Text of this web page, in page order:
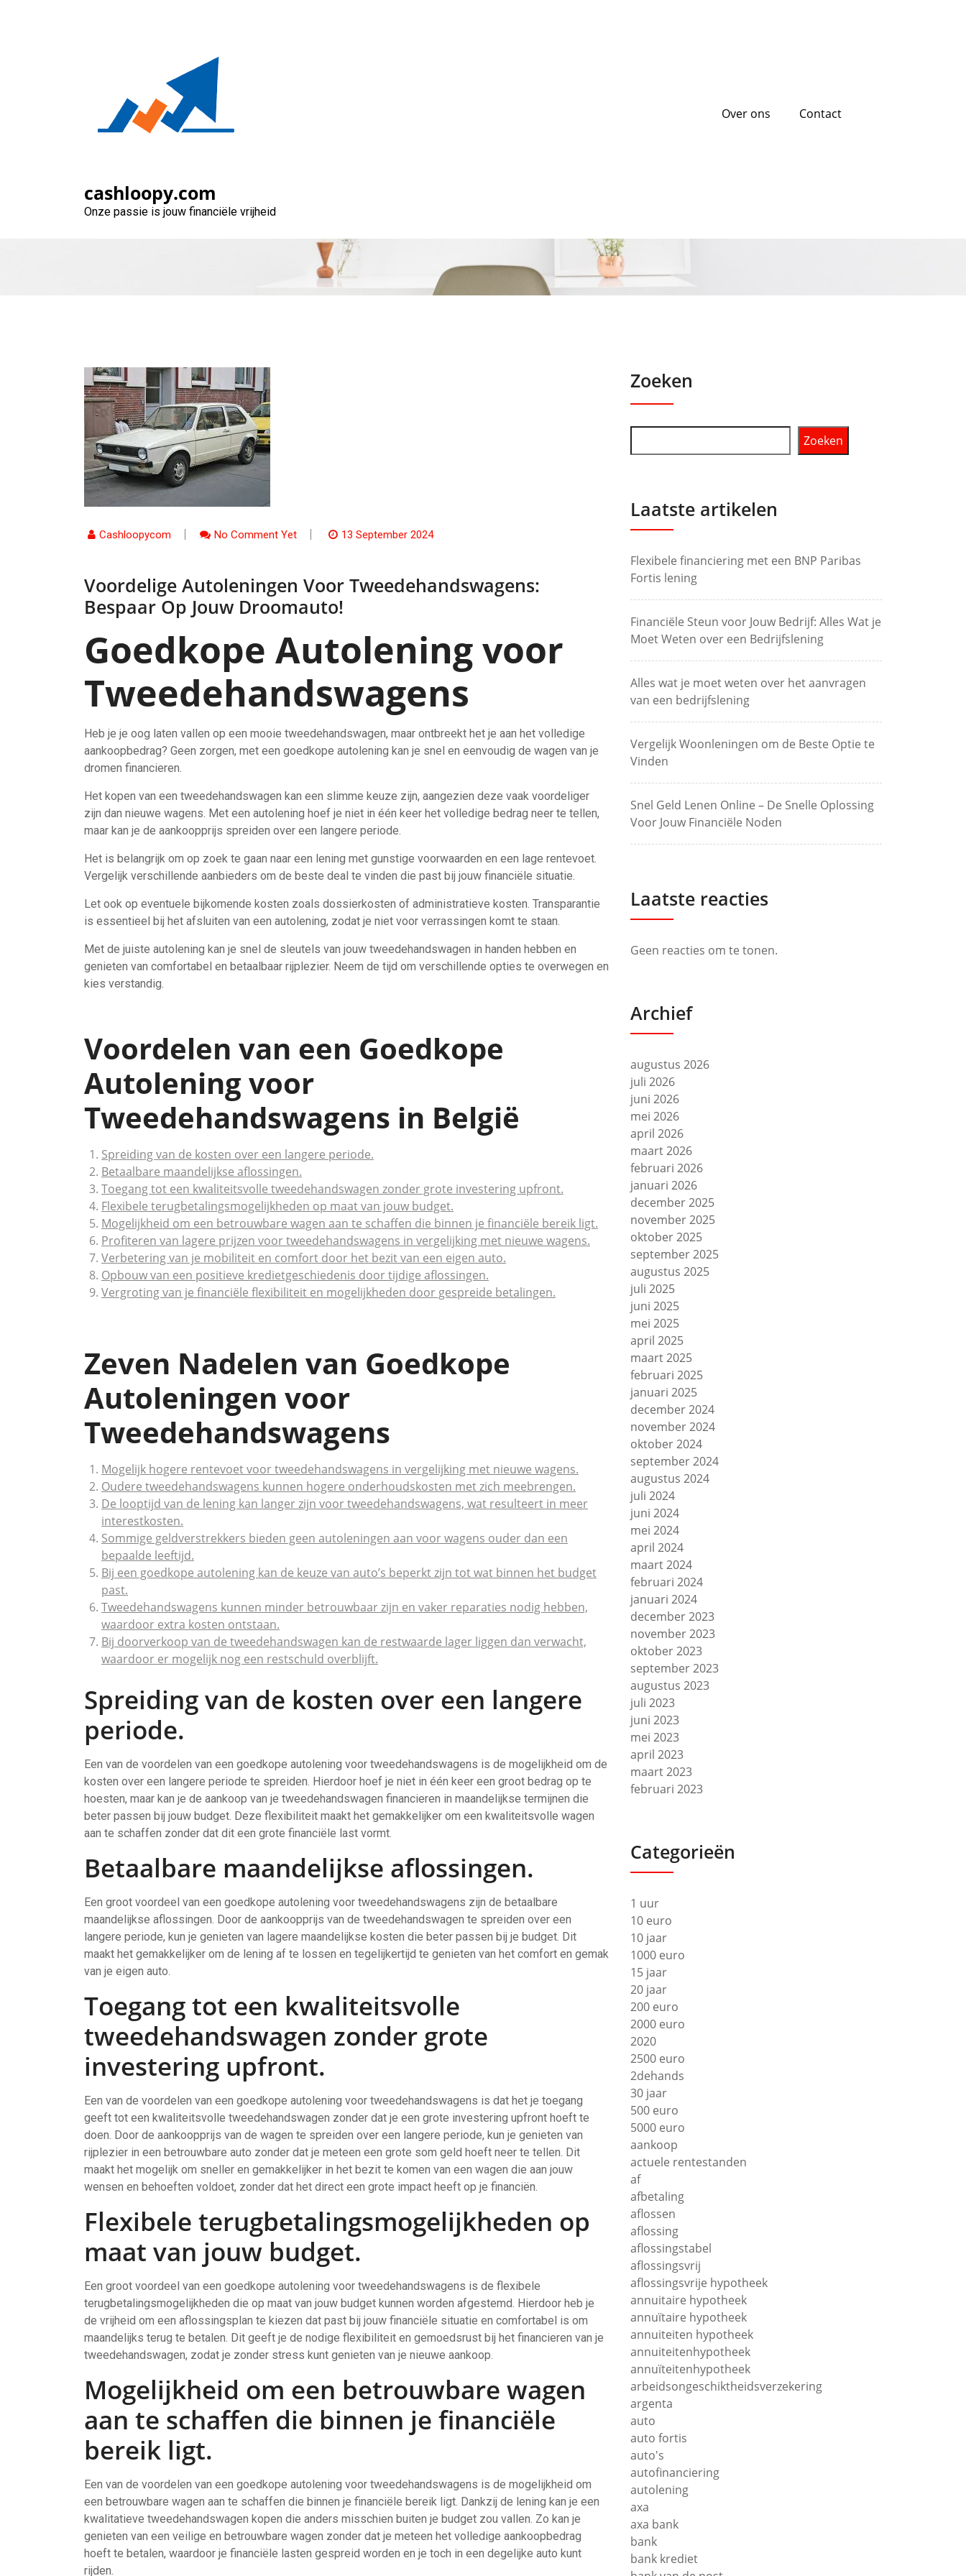
cashloopy.com
Onze passie is jouw financiële vrijheid
Over ons Contact
Cashloopycom No Comment Yet 13 September 2024
Voordelige Autoleningen Voor Tweedehandswagens:
Bespaar Op Jouw Droomauto!
Goedkope Autolening voor
Tweedehandswagens
Heb je je oog laten vallen op een mooie tweedehandswagen, maar ontbreekt het je aan het volledige
aankoopbedrag? Geen zorgen, met een goedkope autolening kan je snel en eenvoudig de wagen van je
dromen financieren.
Het kopen van een tweedehandswagen kan een slimme keuze zijn, aangezien deze vaak voordeliger
zijn dan nieuwe wagens. Met een autolening hoef je niet in één keer het volledige bedrag neer te tellen,
maar kan je de aankoopprijs spreiden over een langere periode.
Het is belangrijk om op zoek te gaan naar een lening met gunstige voorwaarden en een lage rentevoet.
Vergelijk verschillende aanbieders om de beste deal te vinden die past bij jouw financiële situatie.
Let ook op eventuele bijkomende kosten zoals dossierkosten of administratieve kosten. Transparantie
is essentieel bij het afsluiten van een autolening, zodat je niet voor verrassingen komt te staan.
Met de juiste autolening kan je snel de sleutels van jouw tweedehandswagen in handen hebben en
genieten van comfortabel en betaalbaar rijplezier. Neem de tijd om verschillende opties te overwegen en
kies verstandig.
Voordelen van een Goedkope
Autolening voor
Tweedehandswagens in België
Spreiding van de kosten over een langere periode.
Betaalbare maandelijkse aflossingen.
Toegang tot een kwaliteitsvolle tweedehandswagen zonder grote investering upfront.
Flexibele terugbetalingsmogelijkheden op maat van jouw budget.
Mogelijkheid om een betrouwbare wagen aan te schaffen die binnen je financiële bereik ligt.
Profiteren van lagere prijzen voor tweedehandswagens in vergelijking met nieuwe wagens.
Verbetering van je mobiliteit en comfort door het bezit van een eigen auto.
Opbouw van een positieve kredietgeschiedenis door tijdige aflossingen.
Vergroting van je financiële flexibiliteit en mogelijkheden door gespreide betalingen.
Zeven Nadelen van Goedkope
Autoleningen voor
Tweedehandswagens
Mogelijk hogere rentevoet voor tweedehandswagens in vergelijking met nieuwe wagens.
Oudere tweedehandswagens kunnen hogere onderhoudskosten met zich meebrengen.
De looptijd van de lening kan langer zijn voor tweedehandswagens, wat resulteert in meer
interestkosten.
Sommige geldverstrekkers bieden geen autoleningen aan voor wagens ouder dan een
bepaalde leeftijd.
Bij een goedkope autolening kan de keuze van auto’s beperkt zijn tot wat binnen het budget
past.
Tweedehandswagens kunnen minder betrouwbaar zijn en vaker reparaties nodig hebben,
waardoor extra kosten ontstaan.
Bij doorverkoop van de tweedehandswagen kan de restwaarde lager liggen dan verwacht,
waardoor er mogelijk nog een restschuld overblijft.
Spreiding van de kosten over een langere
periode.
Een van de voordelen van een goedkope autolening voor tweedehandswagens is de mogelijkheid om de
kosten over een langere periode te spreiden. Hierdoor hoef je niet in één keer een groot bedrag op te
hoesten, maar kan je de aankoop van je tweedehandswagen financieren in maandelijkse termijnen die
beter passen bij jouw budget. Deze flexibiliteit maakt het gemakkelijker om een kwaliteitsvolle wagen
aan te schaffen zonder dat dit een grote financiële last vormt.
Betaalbare maandelijkse aflossingen.
Een groot voordeel van een goedkope autolening voor tweedehandswagens zijn de betaalbare
maandelijkse aflossingen. Door de aankoopprijs van de tweedehandswagen te spreiden over een
langere periode, kun je genieten van lagere maandelijkse kosten die beter passen bij je budget. Dit
maakt het gemakkelijker om de lening af te lossen en tegelijkertijd te genieten van het comfort en gemak
van je eigen auto.
Toegang tot een kwaliteitsvolle
tweedehandswagen zonder grote
investering upfront.
Een van de voordelen van een goedkope autolening voor tweedehandswagens is dat het je toegang
geeft tot een kwaliteitsvolle tweedehandswagen zonder dat je een grote investering upfront hoeft te
doen. Door de aankoopprijs van de wagen te spreiden over een langere periode, kun je genieten van
rijplezier in een betrouwbare auto zonder dat je meteen een grote som geld hoeft neer te tellen. Dit
maakt het mogelijk om sneller en gemakkelijker in het bezit te komen van een wagen die aan jouw
wensen en behoeften voldoet, zonder dat het direct een grote impact heeft op je financiën.
Flexibele terugbetalingsmogelijkheden op
maat van jouw budget.
Een groot voordeel van een goedkope autolening voor tweedehandswagens is de flexibele
terugbetalingsmogelijkheden die op maat van jouw budget kunnen worden afgestemd. Hierdoor heb je
de vrijheid om een aflossingsplan te kiezen dat past bij jouw financiële situatie en comfortabel is om
maandelijks terug te betalen. Dit geeft je de nodige flexibiliteit en gemoedsrust bij het financieren van je
tweedehandswagen, zodat je zonder stress kunt genieten van je nieuwe aankoop.
Mogelijkheid om een betrouwbare wagen
aan te schaffen die binnen je financiële
bereik ligt.
Een van de voordelen van een goedkope autolening voor tweedehandswagens is de mogelijkheid om
een betrouwbare wagen aan te schaffen die binnen je financiële bereik ligt. Dankzij de lening kan je een
kwalitatieve tweedehandswagen kopen die anders misschien buiten je budget zou vallen. Zo kan je
genieten van een veilige en betrouwbare wagen zonder dat je meteen het volledige aankoopbedrag
hoeft te betalen, waardoor je financiële lasten gespreid worden en je toch in een degelijke auto kunt
rijden.
Zoeken
Zoeken
Laatste artikelen
Flexibele financiering met een BNP Paribas
Fortis lening
Financiële Steun voor Jouw Bedrijf: Alles Wat je
Moet Weten over een Bedrijfslening
Alles wat je moet weten over het aanvragen
van een bedrijfslening
Vergelijk Woonleningen om de Beste Optie te
Vinden
Snel Geld Lenen Online – De Snelle Oplossing
Voor Jouw Financiële Noden
Laatste reacties
Geen reacties om te tonen.
Archief
augustus 2026
juli 2026
juni 2026
mei 2026
april 2026
maart 2026
februari 2026
januari 2026
december 2025
november 2025
oktober 2025
september 2025
augustus 2025
juli 2025
juni 2025
mei 2025
april 2025
maart 2025
februari 2025
januari 2025
december 2024
november 2024
oktober 2024
september 2024
augustus 2024
juli 2024
juni 2024
mei 2024
april 2024
maart 2024
februari 2024
januari 2024
december 2023
november 2023
oktober 2023
september 2023
augustus 2023
juli 2023
juni 2023
mei 2023
april 2023
maart 2023
februari 2023
Categorieën
1 uur
10 euro
10 jaar
1000 euro
15 jaar
20 jaar
200 euro
2000 euro
2020
2500 euro
2dehands
30 jaar
500 euro
5000 euro
aankoop
actuele rentestanden
af
afbetaling
aflossen
aflossing
aflossingstabel
aflossingsvrij
aflossingsvrije hypotheek
annuitaire hypotheek
annuïtaire hypotheek
annuiteiten hypotheek
annuiteitenhypotheek
annuïteitenhypotheek
arbeidsongeschiktheidsverzekering
argenta
auto
auto fortis
auto's
autofinanciering
autolening
axa
axa bank
bank
bank krediet